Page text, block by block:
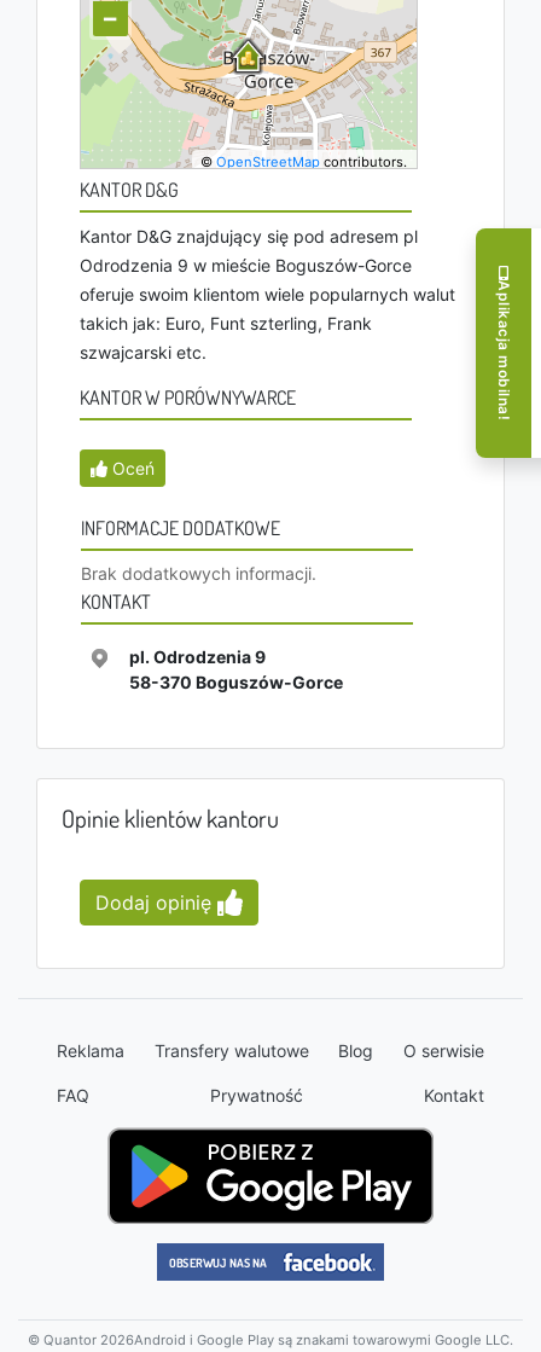
−
©OpenStreetMap contributors.
KANTOR D&G
Kantor D&G znajdujący się pod adresem pl
Odrodzenia 9 w mieście Boguszów-Gorce
oferuje swoim klientom wiele popularnych walut
takich jak: Euro, Funt szterling, Frank
szwajcarski etc.
KANTOR W PORÓWNYWARCE
Oceń
INFORMACJE DODATKOWE
Brak dodatkowych informacji.
KONTAKT
pl. Odrodzenia 9
58-370 Boguszów-Gorce
Opinie klientów kantoru
Dodaj opinię
Reklama Transfery walutowe Blog O serwisie
FAQ Prywatność Kontakt
© Quantor 2026Android i Google Play są znakami towarowymi Google LLC.
Aplikacja mobilna!